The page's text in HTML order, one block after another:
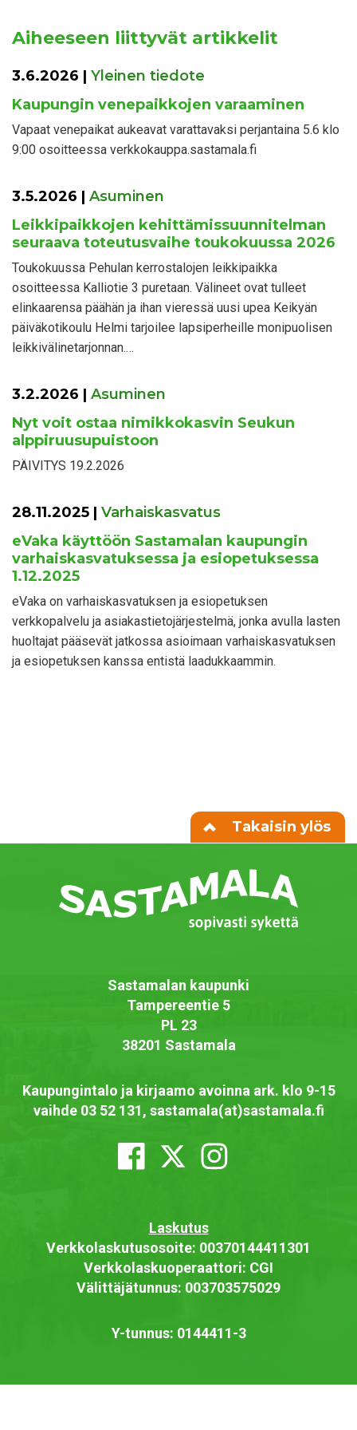
Aiheeseen liittyvät artikkelit
3.6.2026 | Yleinen tiedote
Kaupungin venepaikkojen varaaminen
Vapaat venepaikat aukeavat varattavaksi perjantaina 5.6 klo
9:00 osoitteessa verkkokauppa.sastamala.fi
3.5.2026 | Asuminen
Leikkipaikkojen kehittämissuunnitelman
seuraava toteutusvaihe toukokuussa 2026
Toukokuussa Pehulan kerrostalojen leikkipaikka
osoitteessa Kalliotie 3 puretaan. Välineet ovat tulleet
elinkaarensa päähän ja ihan vieressä uusi upea Keikyän
päiväkotikoulu Helmi tarjoilee lapsiperheille monipuolisen
leikkivälinetarjonnan.…
3.2.2026 | Asuminen
Nyt voit ostaa nimikkokasvin Seukun
alppiruusupuistoon
PÄIVITYS 19.2.2026
28.11.2025 | Varhaiskasvatus
eVaka käyttöön Sastamalan kaupungin
varhaiskasvatuksessa ja esiopetuksessa
1.12.2025
eVaka on varhaiskasvatuksen ja esiopetuksen
verkkopalvelu ja asiakastietojärjestelmä, jonka avulla lasten
huoltajat pääsevät jatkossa asioimaan varhaiskasvatuksen
ja esiopetuksen kanssa entistä laadukkaammin.
Takaisin ylös
Sastamalan kaupunki
Tampereentie 5
PL 23
38201 Sastamala
Kaupungintalo ja kirjaamo avoinna ark. klo 9-15
vaihde 03 52 131, sastamala(at)sastamala.fi
Laskutus
Verkkolaskutusosoite: 00370144411301
Verkkolaskuoperaattori: CGI
Välittäjätunnus: 003703575029
Y-tunnus: 0144411-3